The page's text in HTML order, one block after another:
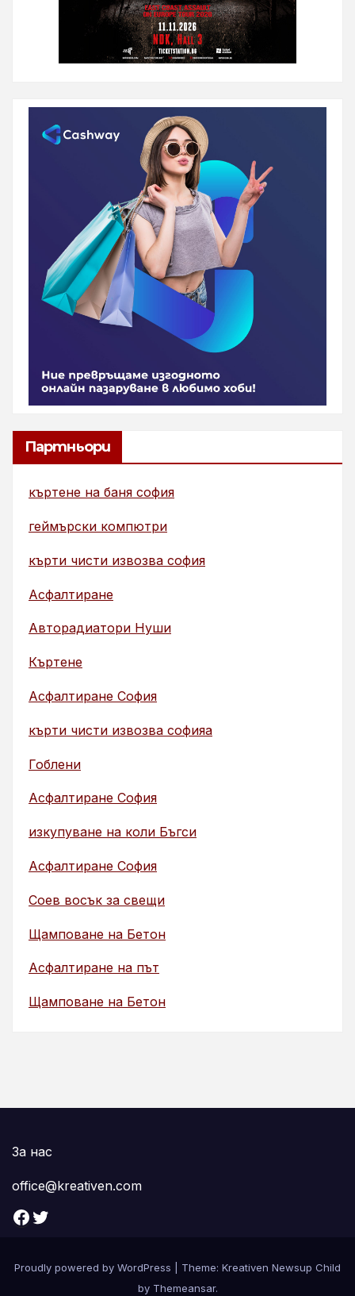
Партньори
къртене на баня софия
геймърски компютри
кърти чисти извозва софия
Асфалтиране
Авторадиатори Нуши
Къртене
Асфалтиране София
кърти чисти извозва софияа
Гоблени
Асфалтиране София
изкупуване на коли Бъгси
Асфалтиране София
Соев восък за свещи
Щамповане на Бетон
Асфалтиране на път
Щамповане на Бетон
За нас
office@kreativen.com
Facebook Twitter
Proudly powered by WordPress
Theme: Kreativen Newsup Child
by Themeansar.